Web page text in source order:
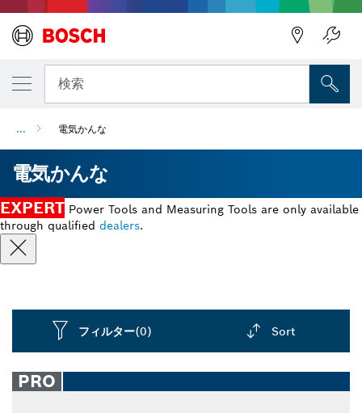
検索
... 電気かんな
電気かんな
EXPERT Power Tools and Measuring Tools are only available
through qualified dealers.
フィルター(0) Sort
closed
PRO